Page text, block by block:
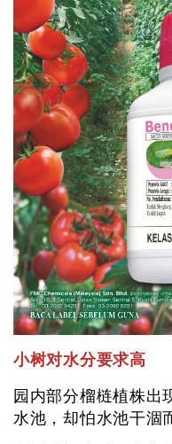
小树对水分要求高
园内部分榴梿植株出
水池，却怕水池干涸